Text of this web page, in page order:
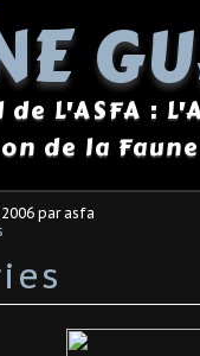
L'ASFA :
de la
par asfa